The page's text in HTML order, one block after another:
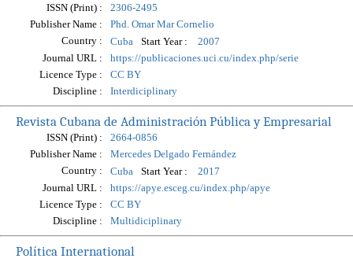
ISSN (Print) :
2306-2495
Publisher Name :
Phd. Omar Mar Cornelio
Country :
Cuba Start Year :
2007
Journal URL :
https://publicaciones.uci.cu/index.php/serie
Licence Type :
CC BY
Discipline :
Interdiciplinary
Revista Cubana de Administración Pública y Empresarial
ISSN (Print) :
2664-0856
Publisher Name :
Mercedes Delgado Fernández
Country :
Cuba Start Year :
2017
Journal URL :
https://apye.esceg.cu/index.php/apye
Licence Type :
CC BY
Discipline :
Multidiciplinary
Política International